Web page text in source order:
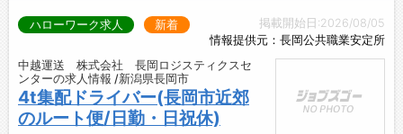
掲載開始日:2026/08/05
情報提供元：長岡公共職業安定所
ハローワーク求人 新着
中越運送 株式会社 長岡ロジスティクスセ
ンターの求人情報 /新潟県長岡市
4t集配ドライバー(長岡市近郊
のルート便/日勤・日祝休)